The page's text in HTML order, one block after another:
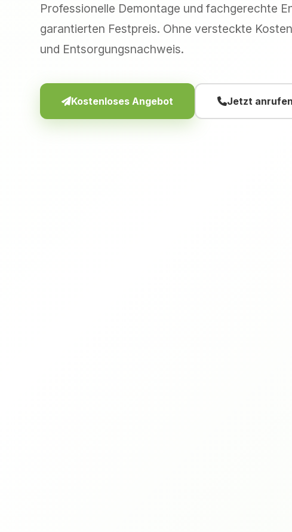
Professionelle Demontage und fachgerechte
garantierten Festpreis. Ohne versteckte
und Entsorgungsnachweis.
Kostenloses Angebot Jetzt anrufen